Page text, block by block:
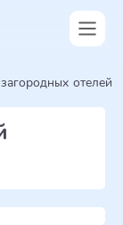
отелей